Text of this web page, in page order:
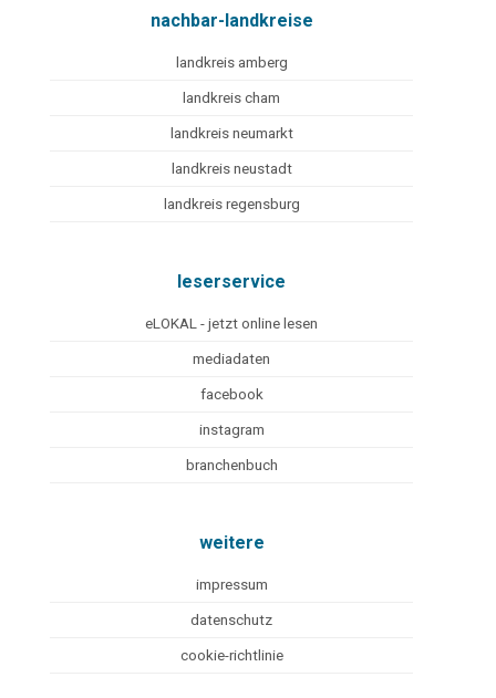
nachbar-landkreise
landkreis amberg
landkreis cham
landkreis neumarkt
landkreis neustadt
landkreis regensburg
leserservice
eLOKAL - jetzt online lesen
mediadaten
facebook
instagram
branchenbuch
weitere
impressum
datenschutz
cookie-richtlinie